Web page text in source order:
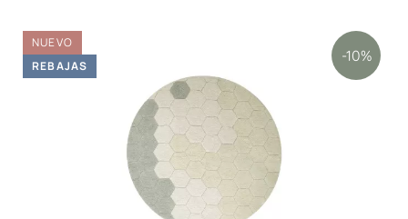
NUEVO
-10%
REBAJAS